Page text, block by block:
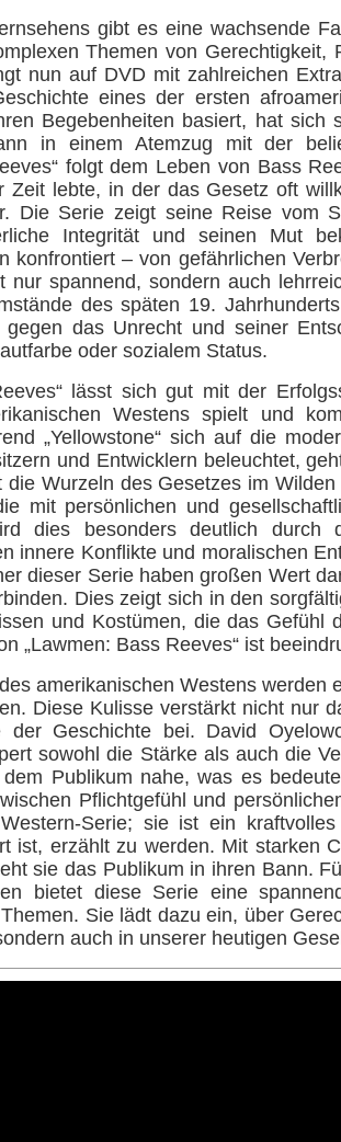
gibt es eine wachsende
Themen von Gerechtigkeit,
nun auf DVD mit zahlreichen
eines der ersten
Begebenheiten basiert, hat sich
in einem Atemzug mit der
folgt dem Leben von Bass
Zeit lebte, in der das Gesetz oft
Die Serie zeigt seine Reise vom
Integrität und seinen Mut
konfrontiert – von gefährlichen
nur spannend, sondern auch
des späten 19.
gegen das Unrecht und seiner
oder sozialem Status.
lässt sich gut mit der
Westens spielt und
„Yellowstone“ sich auf die
und Entwicklern beleuchtet,
die Wurzeln des Gesetzes im
mit persönlichen und
dies besonders deutlich durch
innere Konflikte und moralischen
dieser Serie haben großen Wert
Dies zeigt sich in den
und Kostümen, die das Gefühl
„Lawmen: Bass Reeves“ ist
amerikanischen Westens
Diese Kulisse verstärkt nicht nur
der Geschichte bei. David
sowohl die Stärke als auch die
Publikum nahe, was es
Pflichtgefühl und
Serie; sie ist ein
ist, erzählt zu werden. Mit starken
sie das Publikum in ihren Bann.
bietet diese Serie eine
Sie lädt dazu ein, über
auch in unserer heutigen